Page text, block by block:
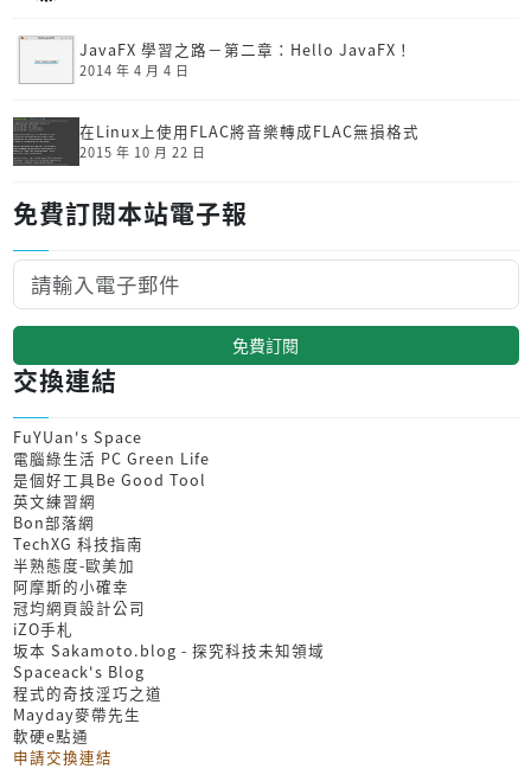
JavaFX 學習之路－第二章：Hello JavaFX！
2014 年 4 月 4 日
在Linux上使用FLAC將音樂轉成FLAC無損格式
2015 年 10 月 22 日
免費訂閱本站電子報
免費訂閱
交換連結
FuYUan's Space
電腦綠生活 PC Green Life
是個好工具Be Good Tool
英文練習網
Bon部落網
TechXG 科技指南
半熟態度-歐美加
阿摩斯的小確幸
冠均網頁設計公司
iZO手札
坂本 Sakamoto.blog - 探究科技未知領域
Spaceack's Blog
程式的奇技淫巧之道
Mayday麥帶先生
軟硬e點通
申請交換連結